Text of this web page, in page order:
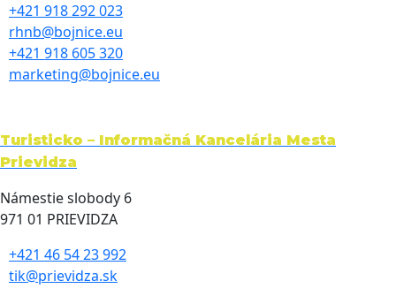
+421 918 292 023
rhnb@bojnice.eu
+421 918 605 320
marketing@bojnice.eu
Turisticko – Informačná Kancelária Mesta
Prievidza
Námestie slobody 6
971 01 PRIEVIDZA
+421 46 54 23 992
tik@prievidza.sk